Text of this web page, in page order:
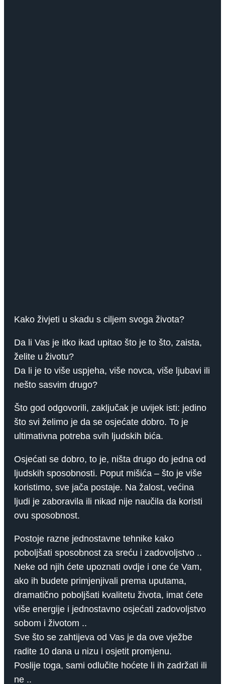
Kako živjeti u skadu s ciljem svoga života?
Da li Vas je itko ikad upitao što je to što, zaista,
želite u životu?
Da li je to više uspjeha, više novca, više ljubavi ili
nešto sasvim drugo?
Što god odgovorili, zaključak je uvijek isti: jedino
što svi želimo je da se osjećate dobro. To je
ultimativna potreba svih ljudskih bića.
Osjećati se dobro, to je, ništa drugo do jedna od
ljudskih sposobnosti. Poput mišića – što je više
koristimo, sve jača postaje. Na žalost, većina
ljudi je zaboravila ili nikad nije naučila da koristi
ovu sposobnost.
Postoje razne jednostavne tehnike kako
poboljšati sposobnost za sreću i zadovoljstvo ..
Neke od njih ćete upoznati ovdje i one će Vam,
ako ih budete primjenjivali prema uputama,
dramatično poboljšati kvalitetu života, imat ćete
više energije i jednostavno osjećati zadovoljstvo
sobom i životom ..
Sve što se zahtijeva od Vas je da ove vježbe
radite 10 dana u nizu i osjetit promjenu.
Poslije toga, sami odlučite hoćete li ih zadržati ili
ne ..